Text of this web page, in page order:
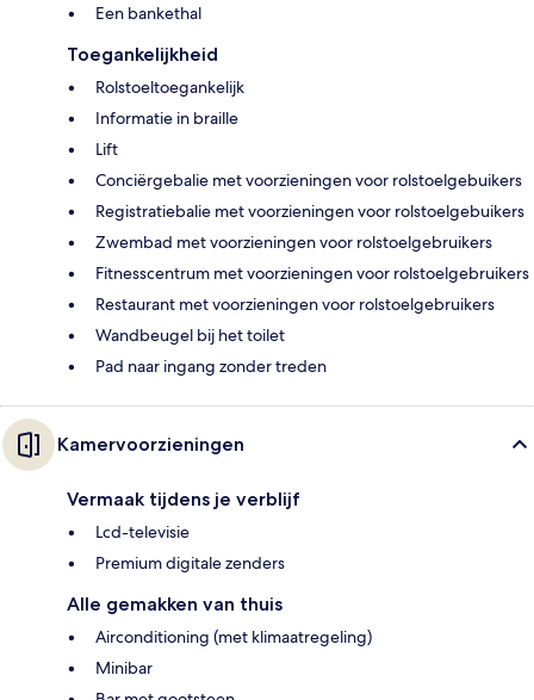
Een bankethal
Toegankelijkheid
Rolstoeltoegankelijk
Informatie in braille
Lift
Conciërgebalie met voorzieningen voor rolstoelgebuikers
Registratiebalie met voorzieningen voor rolstoelgebuikers
Zwembad met voorzieningen voor rolstoelgebruikers
Fitnesscentrum met voorzieningen voor rolstoelgebruikers
Restaurant met voorzieningen voor rolstoelgebruikers
Wandbeugel bij het toilet
Pad naar ingang zonder treden
Kamervoorzieningen
Vermaak tijdens je verblijf
Lcd-televisie
Premium digitale zenders
Alle gemakken van thuis
Airconditioning (met klimaatregeling)
Minibar